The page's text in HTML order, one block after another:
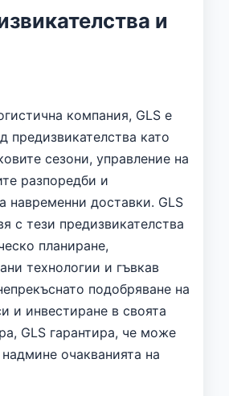
и
компания, GLS е
предизвикателства като
сезони, управление на
разпоредби и
навременни доставки. GLS
с тези предизвикателства
планиране,
технологии и гъвкав
подобряване на
и инвестиране в своята
GLS гарантира, че може
очакванията на